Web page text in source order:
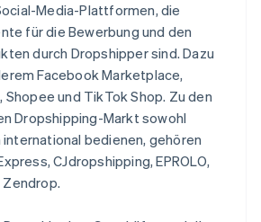
Media-Plattformen, die
für die Bewerbung und den
durch Dropshipper sind. Dazu
Facebook Marketplace,
Shopee und TikTok Shop. Zu den
Dropshipping-Markt sowohl
international bedienen, gehören
CJdropshipping, EPROLO,
Zendrop.